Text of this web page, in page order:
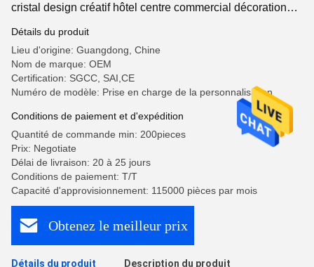
cristal design créatif hôtel centre commercial décoration
Détails du produit
Lieu d'origine: Guangdong, Chine
Nom de marque: OEM
Certification: SGCC, SAI,CE
Numéro de modèle: Prise en charge de la personnalisation
Conditions de paiement et d'expédition
Quantité de commande min: 200pieces
Prix: Negotiate
Délai de livraison: 20 à 25 jours
Conditions de paiement: T/T
Capacité d'approvisionnement: 115000 pièces par mois
Obtenez le meilleur prix
Détails du produit Description du produit